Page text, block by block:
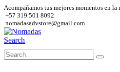
Acompañamos tus mejores momentos en la
+57 319 501 8092
nomadasadvstore@gmail.com
Search